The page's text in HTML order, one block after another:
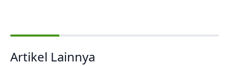
Artikel Lainnya